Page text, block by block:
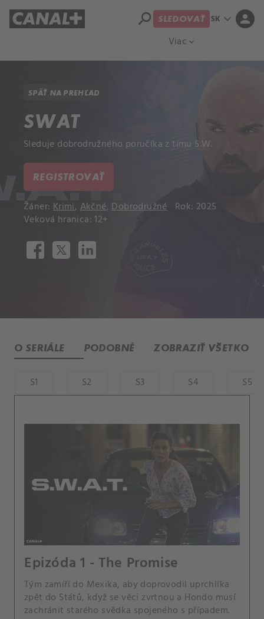
Viac expand_more
search SLEDOVAŤ SK expand_more person
SPÄŤ NA PREHĽAD
SWAT
Sleduje dobrodružného poručíka z tímu S.W.
REGISTROVAŤ
Žáner: Krimi, Akčné,Dobrodružné Rok: 2025
Veková hranica: 12+
O SERIÁLE PODOBNÉ ZOBRAZIŤ VŠETKO
S1 S2 S3 S4 S5
Epizóda 1 - The Promise
Tým zamíří do Mexika, aby doprovodil uprchlíka
zpět do Států, když se věci zvrtnou a Hondo musí
zachránit starého svědka spojeného s případem.